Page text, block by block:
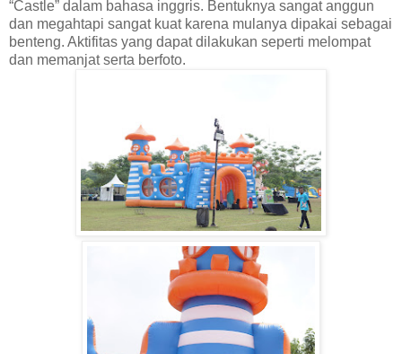
“Castle” dalam bahasa inggris. Bentuknya sangat anggun
dan megahtapi sangat kuat karena mulanya dipakai sebagai
benteng. Aktifitas yang dapat dilakukan seperti melompat
dan memanjat serta berfoto.